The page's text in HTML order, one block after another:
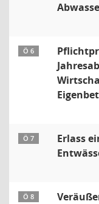
Ö 6
Ö 7
Erlass
Ö 8